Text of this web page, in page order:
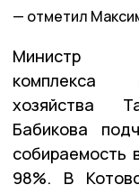
отметил
Министр
комплекса
хозяйства
Бабикова
собираемость
98%. В